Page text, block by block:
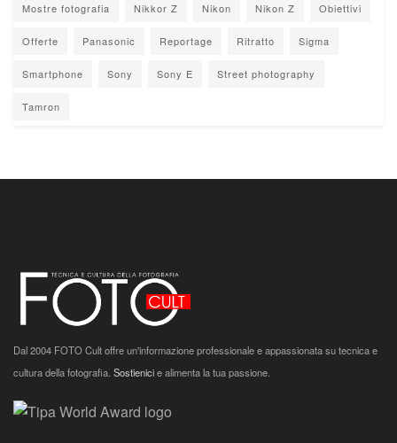
Mostre fotografia Nikkor Z Nikon Nikon Z Obiettivi
Offerte Panasonic Reportage Ritratto Sigma
Smartphone Sony Sony E Street photography
Tamron
Dal 2004 FOTO Cult offre un'informazione professionale e appassionata su tecnica e
cultura della fotografia. Sostienicie alimenta la tua passione.